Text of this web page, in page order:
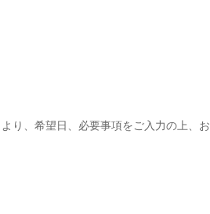
り、希望日、必要事項をご入力の上、お